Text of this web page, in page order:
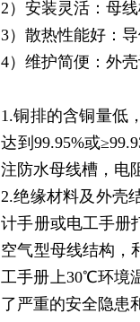
2）安装灵活：母
3）散热性能好：
4）维护简便：外
1.铜排的含铜量低
达到99.95%或
注防水母线槽，电
2.绝缘材料及外壳
计手册或电工手册
空气型母线结构，
工手册上30℃环境
了严重的安全隐患